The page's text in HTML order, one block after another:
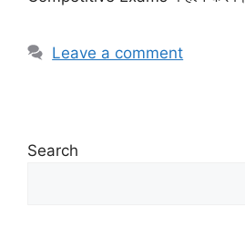
Leave a comment
Search